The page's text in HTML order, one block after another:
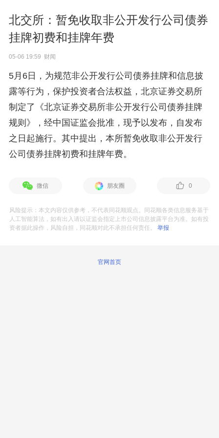
北交所：暂免收取非公开发行公司债券
挂牌初费和挂牌年费
05-06 19:59 财闻
5月6日，为规范非公开发行公司债券挂牌和信息披
露等行为，保护投资者合法权益，北京证券交易所
制定了《北京证券交易所非公开发行公司债券挂牌
规则》，经中国证监会批准，现予以发布，自发布
之日起施行。其中提出，本所暂免收取非公开发行
公司债券挂牌初费和挂牌年费。
微信 朋友圈 0
风险提示：本文内容仅供参考，不代表同花顺观点。同花顺各类信息服务基于
人工智能算法，如有出入请以证监会指定上市公司信息披露平台为准。如有投
资者据此操作，风险自担，同花顺对此不承担任何责任。举报
官网首页